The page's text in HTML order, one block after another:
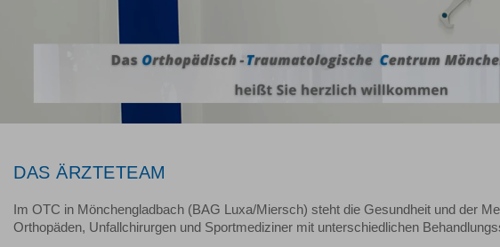
DAS ÄRZTETEAM
Im OTC in Mönchengladbach (BAG Luxa/Miersch) steht die Gesundheit und der
Orthopäden, Unfallchirurgen und Sportmediziner mit unterschiedlichen